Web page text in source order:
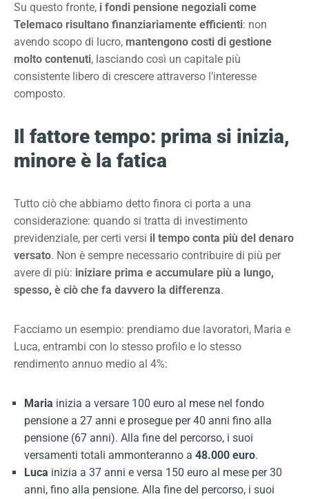
Su questo fronte, i fondi pensione negoziali come
Telemaco risultano finanziariamente efficienti: non
avendo scopo di lucro, mantengono costi di gestione
molto contenuti, lasciando così un capitale più
consistente libero di crescere attraverso l’interesse
composto.
Il fattore tempo: prima si inizia,
minore è la fatica
Tutto ciò che abbiamo detto finora ci porta a una
considerazione: quando si tratta di investimento
previdenziale, per certi versi il tempo conta più del denaro
versato. Non è sempre necessario contribuire di più per
avere di più: iniziare prima e accumulare più a lungo,
spesso, è ciò che fa davvero la differenza.
Facciamo un esempio: prendiamo due lavoratori, Maria e
Luca, entrambi con lo stesso profilo e lo stesso
rendimento annuo medio al 4%:
Maria inizia a versare 100 euro al mese nel fondo
pensione a 27 anni e prosegue per 40 anni fino alla
pensione (67 anni). Alla fine del percorso, i suoi
versamenti totali ammonteranno a 48.000 euro.
Luca inizia a 37 anni e versa 150 euro al mese per 30
anni, fino alla pensione. Alla fine del percorso, i suoi